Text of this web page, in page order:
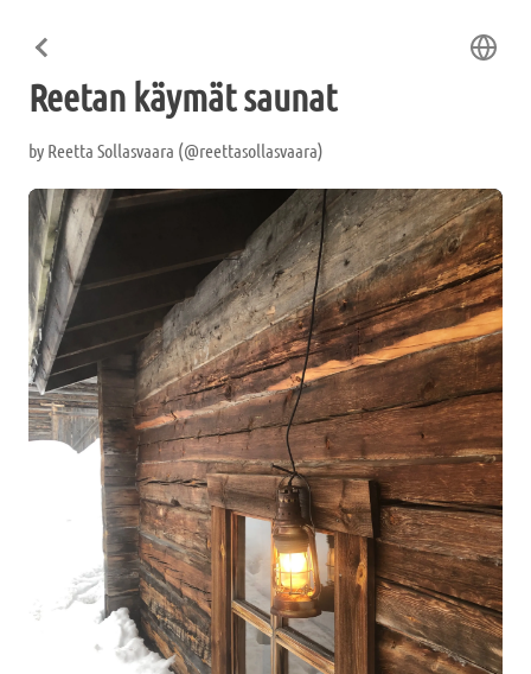
Reetan käymät saunat
by Reetta Sollasvaara (@reettasollasvaara)